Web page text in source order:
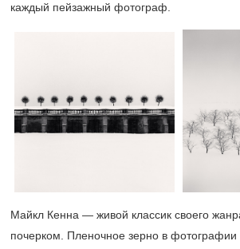
каждый пейзажный фотограф.
Майкл Кенна — живой классик своего
почерком. Пленочное зерно в фотографии